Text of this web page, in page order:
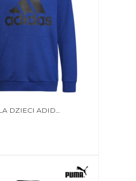
BLUZA DLA DZIECI ADIDAS YOUTH ESSENTIALS HOODI NIEBIESKA HN1912